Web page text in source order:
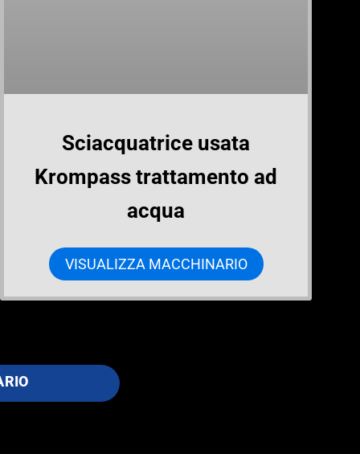
Sciacquatrice usata
Krompass trattamento ad
acqua
VISUALIZZA MACCHINARIO